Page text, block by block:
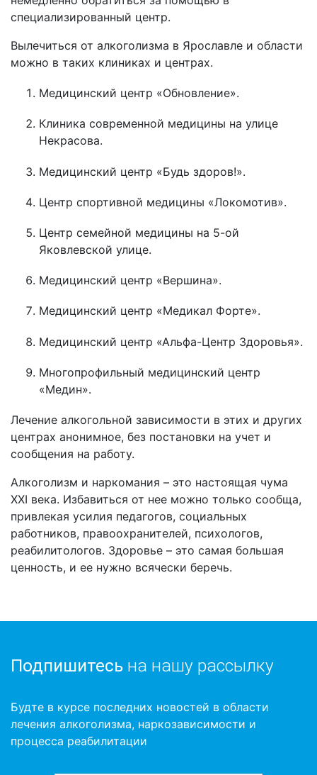
специализированный центр.
Вылечиться от алкоголизма в Ярославле и области
можно в таких клиниках и центрах.
Медицинский центр «Обновление».
Клиника современной медицины на улице
Некрасова.
Медицинский центр «Будь здоров!».
Центр спортивной медицины «Локомотив».
Центр семейной медицины на 5-ой
Яковлевской улице.
Медицинский центр «Вершина».
Медицинский центр «Медикал Форте».
Медицинский центр «Альфа-Центр Здоровья».
Многопрофильный медицинский центр
«Медин».
Лечение алкогольной зависимости в этих и других
центрах анонимное, без постановки на учет и
сообщения на работу.
Алкоголизм и наркомания – это настоящая чума
ХХІ века. Избавиться от нее можно только сообща,
привлекая усилия педагогов, социальных
работников, правоохранителей, психологов,
реабилитологов. Здоровье – это самая большая
ценность, и ее нужно всячески беречь.
Подпишитесь на нашу рассылку
Будте в курсе последних новостей в области
лечения алкоголизма, наркозависимости и
процесса реабилитации